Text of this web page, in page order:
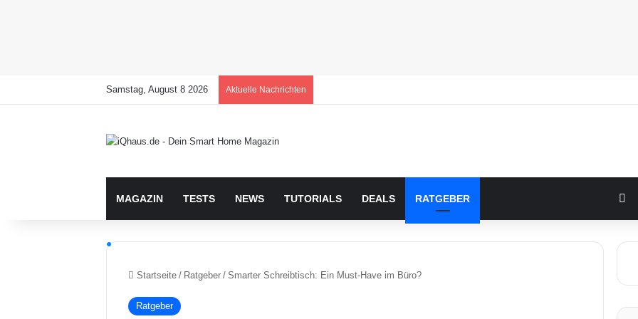
Samstag, August 8 2026 Aktuelle Nachrichten
MAGAZIN TESTS NEWS TUTORIALS DEALS RATGEBER
Startseite / Ratgeber / Smarter Schreibtisch: Ein Must-Have im Büro?
Ratgeber